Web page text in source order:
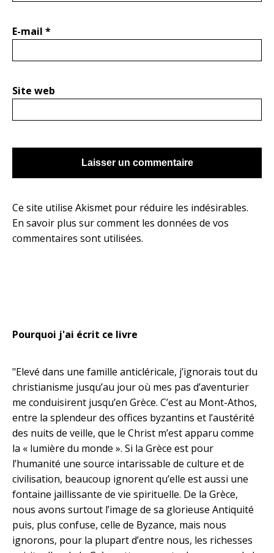
E-mail *
Site web
Ce site utilise Akismet pour réduire les indésirables.
En savoir plus sur comment les données de vos
commentaires sont utilisées.
Pourquoi j'ai écrit ce livre
"Elevé dans une famille anticléricale, j’ignorais tout du
christianisme jusqu’au jour où mes pas d’aventurier
me conduisirent jusqu’en Grèce. C’est au Mont-Athos,
entre la splendeur des offices byzantins et l’austérité
des nuits de veille, que le Christ m’est apparu comme
la « lumière du monde ». Si la Grèce est pour
l’humanité une source intarissable de culture et de
civilisation, beaucoup ignorent qu’elle est aussi une
fontaine jaillissante de vie spirituelle. De la Grèce,
nous avons surtout l’image de sa glorieuse Antiquité
puis, plus confuse, celle de Byzance, mais nous
ignorons, pour la plupart d’entre nous, les richesses